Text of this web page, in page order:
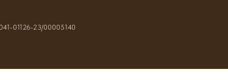
01126-23/00005140